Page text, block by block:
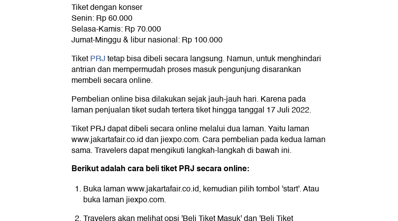
Tiket dengan konser
Senin: Rp 60.000
Selasa-Kamis: Rp 70.000
Jumat-Minggu & libur nasional: Rp 100.000
TiketPRJtetap bisa dibeli secara langsung. Namun, untuk menghindari
antrian dan mempermudah proses masuk pengunjung disarankan
membeli secara online.
Pembelian online bisa dilakukan sejak jauh-jauh hari. Karena pada
laman penjualan tiket sudah tertera tiket hingga tanggal 17 Juli 2022.
Tiket PRJ dapat dibeli secara online melalui dua laman. Yaitu laman
www.jakartafair.co.id dan jiexpo.com. Cara pembelian pada kedua laman
sama. Travelers dapat mengikuti langkah-langkah di bawah ini.
Berikut adalah cara beli tiket PRJ secara online:
Buka laman www.jakartafair.co.id, kemudian pilih tombol 'start'. Atau
buka laman jiexpo.com.